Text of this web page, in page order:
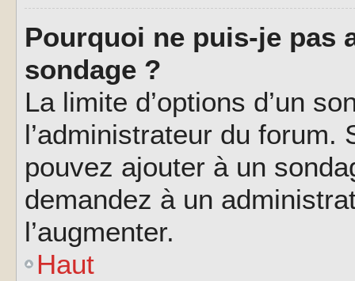
Pourquoi ne puis-je pas
sondage ?
La limite d’options d’un
l’administrateur du forum.
pouvez ajouter à un
demandez à un
l’augmenter.
Haut